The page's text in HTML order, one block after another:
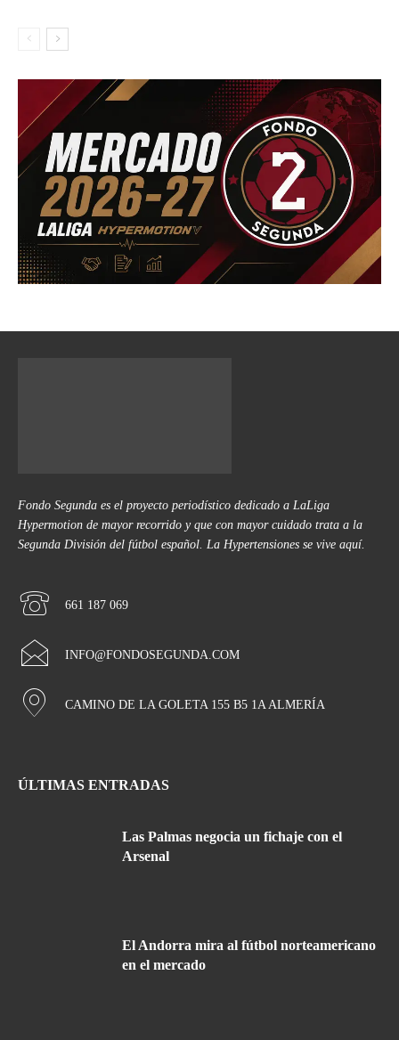
Fondo Segunda es el proyecto periodístico dedicado a LaLiga
Hypermotion de mayor recorrido y que con mayor cuidado trata a la
Segunda División del fútbol español. La Hypertensiones se vive aquí.
661 187 069
INFO@FONDOSEGUNDA.COM
CAMINO DE LA GOLETA 155 B5 1A ALMERÍA
ÚLTIMAS ENTRADAS
Las Palmas negocia un fichaje con el
Arsenal
El Andorra mira al fútbol norteamericano
en el mercado